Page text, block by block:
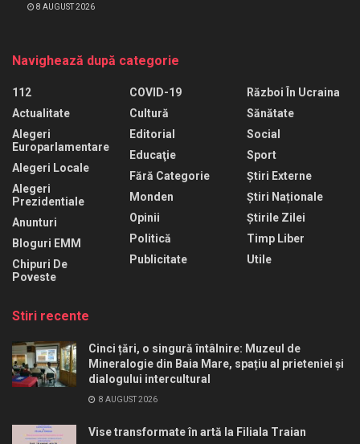
8 AUGUST 2026
Navighează după categorie
112
Actualitate
Alegeri
Europarlamentare
Alegeri Locale
Alegeri
Prezidentiale
Anunturi
Bloguri EMM
Chipuri De
Poveste
COVID-19
Cultură
Editorial
Educaţie
Fără Categorie
Monden
Opinii
Politică
Publicitate
Război În Ucraina
Sănătate
Social
Sport
Știri Externe
Știri Naționale
Știrile Zilei
Timp Liber
Utile
Stiri recente
Cinci țări, o singură întâlnire: Muzeul de
Mineralogie din Baia Mare, spațiu al prieteniei și
dialogului intercultural
8 AUGUST 2026
Vise transformate în artă la Filiala Traian